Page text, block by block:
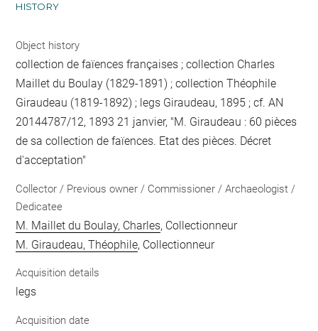
HISTORY
Object history
collection de faïences françaises ; collection Charles
Maillet du Boulay (1829-1891) ; collection Théophile
Giraudeau (1819-1892) ; legs Giraudeau, 1895 ; cf. AN
20144787/12, 1893 21 janvier, "M. Giraudeau : 60 pièces
de sa collection de faïences. Etat des pièces. Décret
d'acceptation"
Collector / Previous owner / Commissioner / Archaeologist /
Dedicatee
M. Maillet du Boulay, Charles, Collectionneur
M. Giraudeau, Théophile, Collectionneur
Acquisition details
legs
Acquisition date